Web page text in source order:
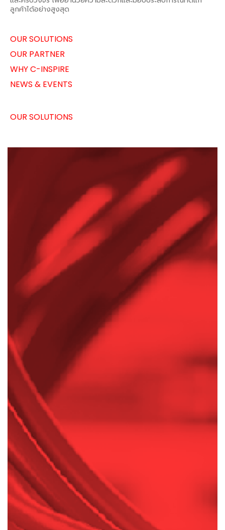
ลูกค้าได้อย่างสูงสุด
OUR SOLUTIONS
OUR PARTNER
WHY C-INSPIRE
NEWS & EVENTS
OUR SOLUTIONS